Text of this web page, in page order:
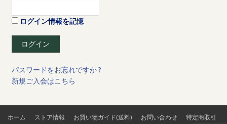
ログイン情報を記憶
パスワードをお忘れですか ?
新規ご入会はこちら
ホーム ストア情報 お買い物ガイド(送料) お問い合わせ
特定商取引